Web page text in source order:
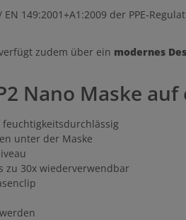
EN 149:2001+A1:2009 der PPE-
zudem über ein modernes
Nano Maske
unter der Maske
zu 30x wiederverwendbar